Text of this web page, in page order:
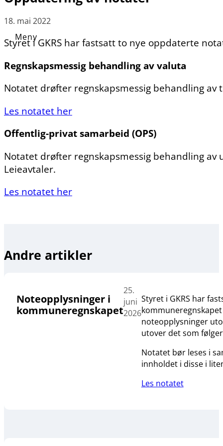
18. mai 2022
Styret i GKRS har fastsatt to nye oppdaterte
Regnskapsmessig behandling av valuta
Notatet drøfter regnskapsmessig behandling
Les notatet her
Offentlig-privat samarbeid (OPS)
Notatet drøfter regnskapsmessig behandling av
Leieavtaler.
Les notatet her
Andre artikler
Noteopplysninger i
kommuneregnskapet
25.
juni
2026
Styret i GKRS har
noteopplysninger
utover det som
Notatet bør leses i
innholdet i disse i
Les notatet